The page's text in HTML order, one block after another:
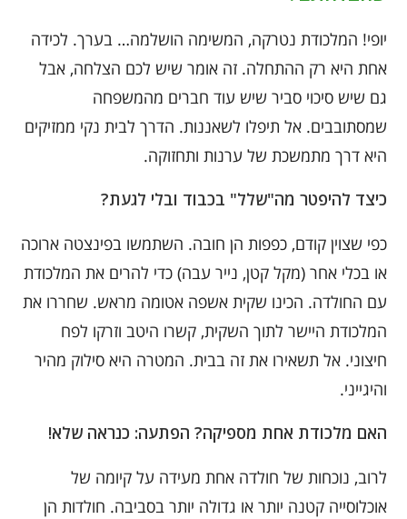
יופי! המלכודת נטרקה, המשימה הושלמה… בערך. לכידה
אחת היא רק ההתחלה. זה אומר שיש לכם הצלחה, אבל
גם שיש סיכוי סביר שיש עוד חברים מהמשפחה
שמסתובבים. אל תיפלו לשאננות. הדרך לבית נקי ממזיקים
היא דרך מתמשכת של ערנות ותחזוקה.
כיצד להיפטר מה"שלל" בכבוד ובלי לגעת?
כפי שצוין קודם, כפפות הן חובה. השתמשו בפינצטה ארוכה
או בכלי אחר (מקל קטן, נייר עבה) כדי להרים את המלכודת
עם החולדה. הכינו שקית אשפה אטומה מראש. שחררו את
המלכודת היישר לתוך השקית, קשרו היטב וזרקו לפח
חיצוני. אל תשאירו את זה בבית. המטרה היא סילוק מהיר
והיגייני.
האם מלכודת אחת מספיקה? הפתעה: כנראה שלא!
לרוב, נוכחות של חולדה אחת מעידה על קיומה של
אוכלוסייה קטנה יותר או גדולה יותר בסביבה. חולדות הן